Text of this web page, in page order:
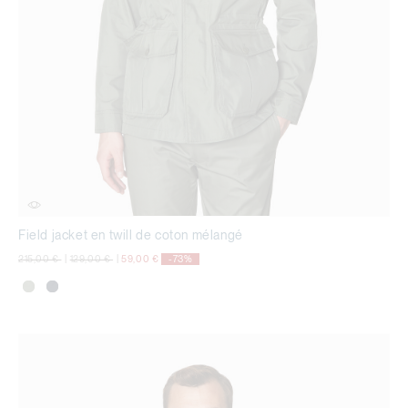
Field jacket en twill de coton mélangé
Prix réduit de
215,00 €à Prix réduit de
129,00 €à 59,00 € -73%